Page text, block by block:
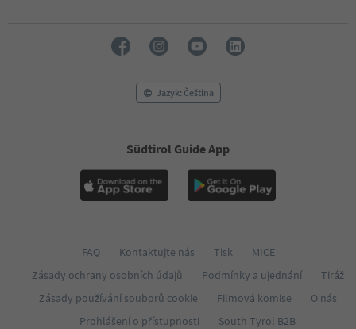
Jazyk: Čeština
Südtirol Guide App
FAQ Kontaktujte nás Tisk
MICE
Zásady ochrany osobních údajů
Podmínky a ujednání
Tiráž
Zásady používání souborů cookie
Filmová komise
O nás
Prohlášení o přístupnosti
South Tyrol B2B